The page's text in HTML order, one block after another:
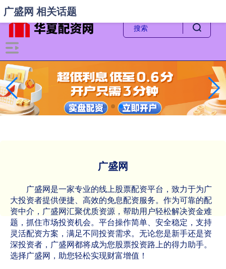
-->
广盛网
广盛网是一家专业的线上股票配资平台，致力于为广
大投资者提供便捷、高效的免息配资服务。作为可靠的配
资中介，广盛网汇聚优质资源，帮助用户轻松解决资金难
题，抓住市场投资机会。平台操作简单、安全稳定，支持
灵活配资方案，满足不同投资需求。无论您是新手还是资
深投资者，广盛网都将成为您股票投资路上的得力助手。
选择广盛网，助您轻松实现财富增值！
广盛网 相关话题